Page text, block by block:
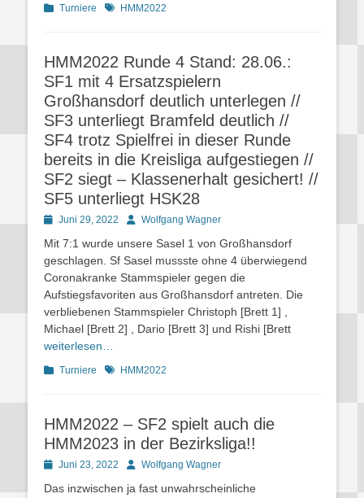
Kategorien
Turniere Schlagworte
HMM2022
HMM2022 Runde 4 Stand: 28.06.:
SF1 mit 4 Ersatzspielern
Großhansdorf deutlich unterlegen //
SF3 unterliegt Bramfeld deutlich //
SF4 trotz Spielfrei in dieser Runde
bereits in die Kreisliga aufgestiegen //
SF2 siegt – Klassenerhalt gesichert! //
SF5 unterliegt HSK28
PostedJuni 29, 2022 AutorWolfgang Wagner
Mit 7:1 wurde unsere Sasel 1 von Großhansdorf
geschlagen. Sf Sasel mussste ohne 4 überwiegend
Coronakranke Stammspieler gegen die
Aufstiegsfavoriten aus Großhansdorf antreten. Die
verbliebenen Stammspieler Christoph [Brett 1] ,
Michael [Brett 2] , Dario [Brett 3] und Rishi [Brett
weiterlesen…
Kategorien
Turniere Schlagworte
HMM2022
HMM2022 – SF2 spielt auch die
HMM2023 in der Bezirksliga!!
PostedJuni 23, 2022 AutorWolfgang Wagner
Das inzwischen ja fast unwahrscheinliche